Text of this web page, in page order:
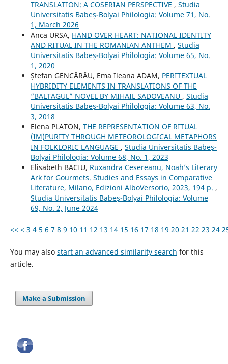
TRANSLATION: A COSERIAN PERSPECTIVE , Studia
Universitatis Babeș-Bolyai Philologia: Volume 71, No.
1, March 2026
Anca URSA, HAND OVER HEART: NATIONAL IDENTITY
AND RITUAL IN THE ROMANIAN ANTHEM , Studia
Universitatis Babeș-Bolyai Philologia: Volume 65, No.
1, 2020
Ștefan GENCĂRĂU, Ema Ileana ADAM, PERITEXTUAL
HYBRIDITY ELEMENTS IN TRANSLATIONS OF THE
“BALTAGUL” NOVEL BY MIHAIL SADOVEANU , Studia
Universitatis Babeș-Bolyai Philologia: Volume 63, No.
3, 2018
Elena PLATON, THE REPRESENTATION OF RITUAL
(IM)PURITY THROUGH METEOROLOGICAL METAPHORS
IN FOLKLORIC LANGUAGE , Studia Universitatis Babeș-
Bolyai Philologia: Volume 68, No. 1, 2023
Elisabeth BACIU, Ruxandra Cesereanu, Noah’s Literary
Ark for Gourmets. Studies and Essays in Comparative
Literature, Milano, Edizioni AlboVersorio, 2023, 194 p. ,
Studia Universitatis Babeș-Bolyai Philologia: Volume
69, No. 2, June 2024
<< < 3 4 5 6 7 8 9 10 11 12 13 14 15 16 17 18 19 20 21 22 23 24
You may also start an advanced similarity search for this
article.
Make a Submission